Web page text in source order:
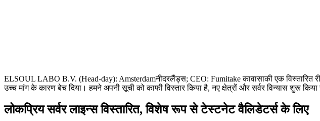
ELSOUL LABO B.V. (Head-day): Amsterdamनीदरलैंड्स; CEO: Fumitake कावासाकी एक
उच्च मांग के कारण बेच दिया। हमने अपनी सूची को काफी विस्तार किया है, नए क्षेत्रों और सर्वर विन्यास शुरू
लोकप्रिय सर्वर लाइन्स विस्तारित, विशेष रूप से टेस्टनेट वैलिडेटर्स के लिए